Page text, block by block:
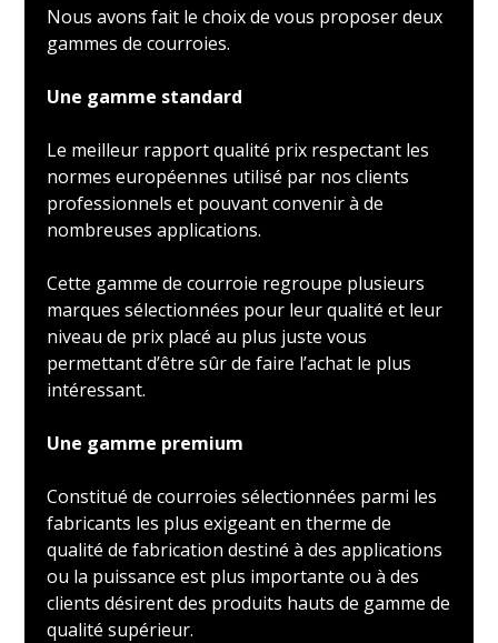
Nous avons fait le choix de vous proposer deux
gammes de courroies.
Une gamme standard
Le meilleur rapport qualité prix respectant les
normes européennes utilisé par nos clients
professionnels et pouvant convenir à de
nombreuses applications.
Cette gamme de courroie regroupe plusieurs
marques sélectionnées pour leur qualité et leur
niveau de prix placé au plus juste vous
permettant d’être sûr de faire l’achat le plus
intéressant.
Une gamme premium
Constitué de courroies sélectionnées parmi les
fabricants les plus exigeant en therme de
qualité de fabrication destiné à des applications
ou la puissance est plus importante ou à des
clients désirent des produits hauts de gamme de
qualité supérieur.